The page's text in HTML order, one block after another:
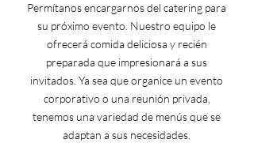
Permítanos encargarnos del catering para
su próximo evento. Nuestro equipo le
ofrecerá comida deliciosa y recién
preparada que impresionará a sus
invitados. Ya sea que organice un evento
corporativo o una reunión privada,
tenemos una variedad de menús que se
adaptan a sus necesidades.